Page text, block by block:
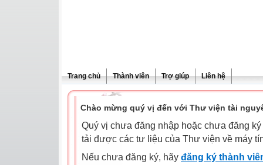
Trang chủ Thành viên Trợ giúp Liên hệ
Chào mừng quý vị đến với Thư viện tài
Quý vị chưa đăng nhập hoặc chưa đăng
tải được các tư liệu của Thư viện về máy
Nếu chưa đăng ký, hãy đăng ký thành